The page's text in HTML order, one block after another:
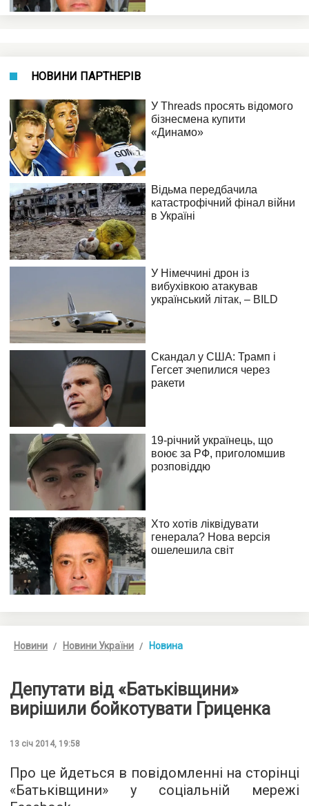
НОВИНИ ПАРТНЕРІВ
Новини Новини України Новина
Депутати від «Батьківщини»
вирішили бойкотувати Гриценка
13 січ 2014, 19:58
Про це йдеться в повідомленні на сторінці
«Батьківщини» у соціальній мережі